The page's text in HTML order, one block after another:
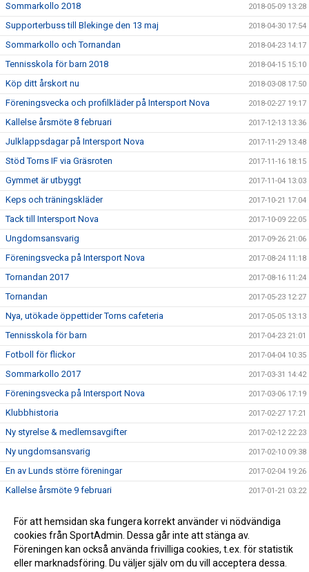
Sommarkollo 2018 2018-05-09 13:28
Supporterbuss till Blekinge den 13 maj 2018-04-30 17:54
Sommarkollo och Tornandan 2018-04-23 14:17
Tennisskola för barn 2018 2018-04-15 15:10
Köp ditt årskort nu 2018-03-08 17:50
Föreningsvecka och profilkläder på Intersport Nova 2018-02-27 19:17
Kallelse årsmöte 8 februari 2017-12-13 13:36
Julklappsdagar på Intersport Nova 2017-11-29 13:48
Stöd Torns IF via Gräsroten 2017-11-16 18:15
Gymmet är utbyggt 2017-11-04 13:03
Keps och träningskläder 2017-10-21 17:04
Tack till Intersport Nova 2017-10-09 22:05
Ungdomsansvarig 2017-09-26 21:06
Föreningsvecka på Intersport Nova 2017-08-24 11:18
Tornandan 2017 2017-08-16 11:24
Tornandan 2017-05-23 12:27
Nya, utökade öppettider Torns cafeteria 2017-05-05 13:13
Tennisskola för barn 2017-04-23 21:01
Fotboll för flickor 2017-04-04 10:35
Sommarkollo 2017 2017-03-31 14:42
Föreningsvecka på Intersport Nova 2017-03-06 17:19
Klubbhistoria 2017-02-27 17:21
Ny styrelse & medlemsavgifter 2017-02-12 22:23
Ny ungdomsansvarig 2017-02-10 09:38
En av Lunds större föreningar 2017-02-04 19:26
Kallelse årsmöte 9 februari 2017-01-21 03:22
och utveckla föreningen?
Ny hemsida för Torns IF! 2017-01-02 16:43
För att hemsidan ska fungera korrekt använder vi nödvändiga
cookies från SportAdmin. Dessa går inte att stänga av.
Föreningen kan också använda frivilliga cookies, t.ex. för statistik
eller marknadsföring. Du väljer själv om du vill acceptera dessa.